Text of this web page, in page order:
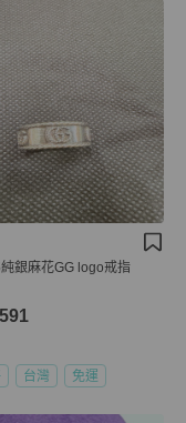
銀麻花GG logo戒指
台灣 免運